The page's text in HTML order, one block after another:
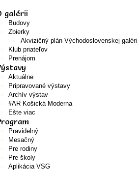
galérii
Budovy
Zbierky
Akvizičný plán Východoslovenskej
Klub priateľov
Prenájom
Aktuálne
Pripravované výstavy
Archív výstav
#AR Košická Moderna
Ešte viac
Pravidelný
Mesačný
Pre rodiny
Pre školy
Aplikácia VSG